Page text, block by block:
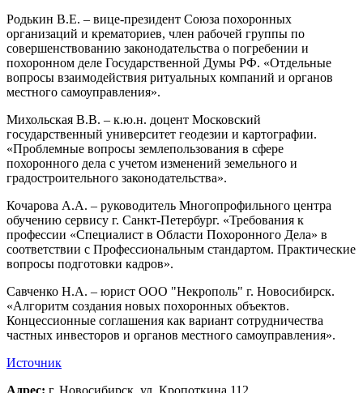
Родькин В.Е. – вице-президент Союза похоронных
организаций и крематориев, член рабочей группы по
совершенствованию законодательства о погребении и
похоронном деле Государственной Думы РФ. «Отдельные
вопросы взаимодействия ритуальных компаний и органов
местного самоуправления».
Михольская В.В. – к.ю.н. доцент Московский
государственный университет геодезии и картографии.
«Проблемные вопросы землепользования в сфере
похоронного дела с учетом изменений земельного и
градостроительного законодательства».
Кочарова А.А. – руководитель Многопрофильного центра
обучению сервису г. Санкт-Петербург. «Требования к
профессии «Специалист в Области Похоронного Дела» в
соответствии с Профессиональным стандартом. Практические
вопросы подготовки кадров».
Савченко Н.А. – юрист ООО "Некрополь" г. Новосибирск.
«Алгоритм создания новых похоронных объектов.
Концессионные соглашения как вариант сотрудничества
частных инвесторов и органов местного самоуправления».
Источник